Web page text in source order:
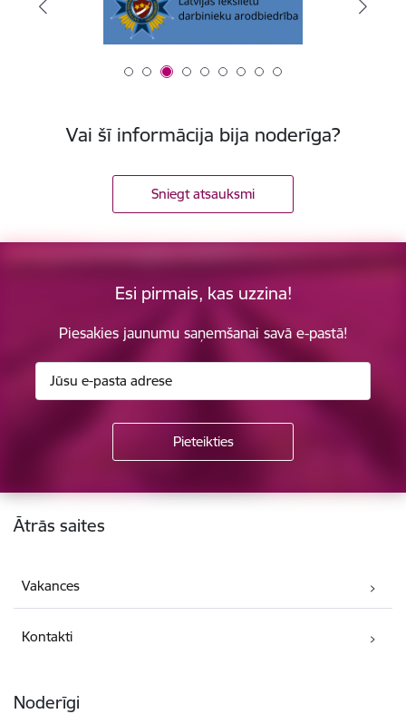
Vai šī informācija bija noderīga?
Sniegt atsauksmi
Esi pirmais, kas uzzina!
Piesakies jaunumu saņemšanai savā e-pastā!
Kājene
Ātrās saites
Vakances
Kontakti
Noderīgi